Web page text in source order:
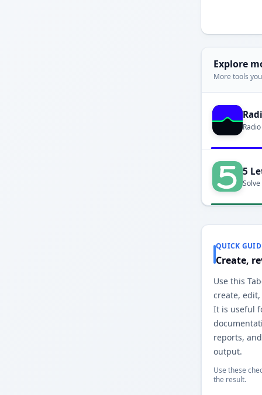
Explore
More tools
5
QUICK
Create,
Use this
create,
It is useful
reports,
output.
Use these
the result.